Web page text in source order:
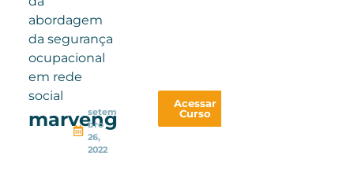
abordagem
da segurança
ocupacional
em rede
social
marveng
setem
bro
26,
2022
Acessar
Curso